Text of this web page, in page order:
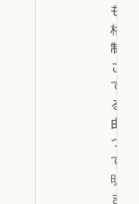
も厳
格に
制限
され
てい
る理
由に
つい
て説
明し
ま